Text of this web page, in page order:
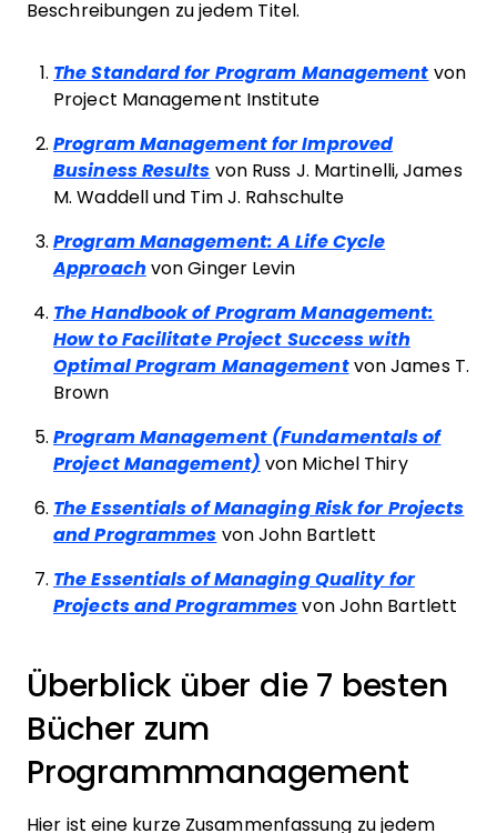
Beschreibungen zu jedem Titel.
The Standard for Program Management von
Project Management Institute
Program Management for Improved
Business Results von Russ J. Martinelli, James
M. Waddell und Tim J. Rahschulte
Program Management: A Life Cycle
Approach von Ginger Levin
The Handbook of Program Management:
How to Facilitate Project Success with
Optimal Program Management von James T.
Brown
Program Management (Fundamentals of
Project Management) von Michel Thiry
The Essentials of Managing Risk for Projects
and Programmes von John Bartlett
The Essentials of Managing Quality for
Projects and Programmes von John Bartlett
Überblick über die 7 besten
Bücher zum
Programmmanagement
Hier ist eine kurze Zusammenfassung zu jedem